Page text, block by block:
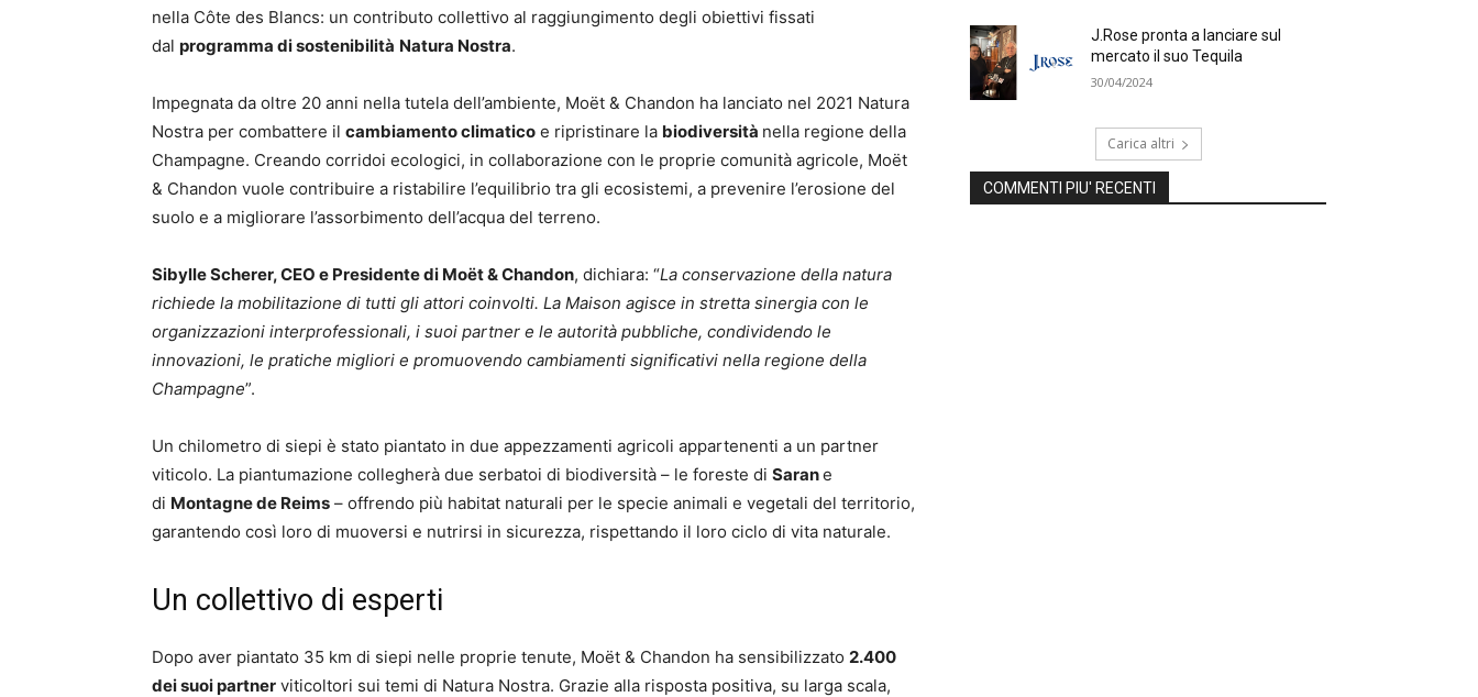
nella Côte des Blancs: un contributo collettivo al raggiungimento degli obiettivi fissati
dal programma di sostenibilità Natura Nostra.
Impegnata da oltre 20 anni nella tutela dell’ambiente, Moët & Chandon ha lanciato nel 2021 Natura
Nostra per combattere il cambiamento climatico e ripristinare la biodiversità nella regione della
Champagne. Creando corridoi ecologici, in collaborazione con le proprie comunità agricole, Moët
& Chandon vuole contribuire a ristabilire l’equilibrio tra gli ecosistemi, a prevenire l’erosione del
suolo e a migliorare l’assorbimento dell’acqua del terreno.
Sibylle Scherer, CEO e Presidente di Moët & Chandon, dichiara: “La conservazione della natura
richiede la mobilitazione di tutti gli attori coinvolti. La Maison agisce in stretta sinergia con le
organizzazioni interprofessionali, i suoi partner e le autorità pubbliche, condividendo le
innovazioni, le pratiche migliori e promuovendo cambiamenti significativi nella regione della
Champagne”.
Un chilometro di siepi è stato piantato in due appezzamenti agricoli appartenenti a un partner
viticolo. La piantumazione collegherà due serbatoi di biodiversità – le foreste di Sarane
di Montagne de Reims – offrendo più habitat naturali per le specie animali e vegetali del territorio,
garantendo così loro di muoversi e nutrirsi in sicurezza, rispettando il loro ciclo di vita naturale.
Un collettivo di esperti
Dopo aver piantato 35 km di siepi nelle proprie tenute, Moët & Chandon ha sensibilizzato 2.400
dei suoi partner viticoltori sui temi di Natura Nostra. Grazie alla risposta positiva, su larga scala,
J.Rose pronta a lanciare sul
mercato il suo Tequila
30/04/2024
Carica altri
COMMENTI PIU' RECENTI